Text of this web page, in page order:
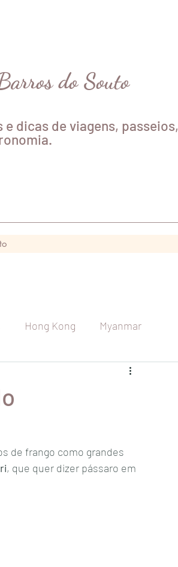
do Souto
e dicas de viagens, passeios,
Hong Kong Myanmar
Sri Lanka
Holanda Argentina
de frango como grandes
, que quer dizer pássaro em